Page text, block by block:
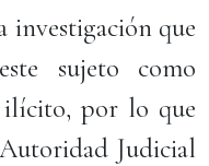
investigación que
sujeto como
ilícito, por lo que
Judicial